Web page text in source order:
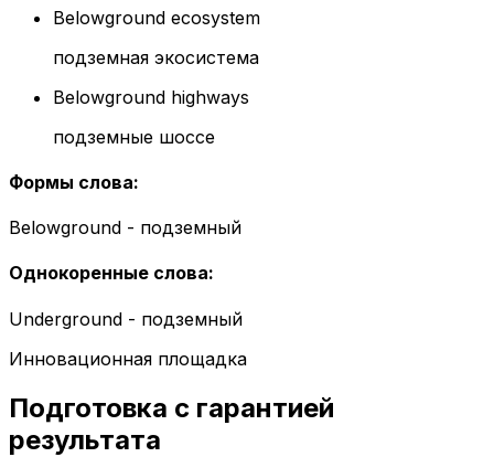
Belowground ecosystem
подземная экосистема
Belowground highways
подземные шоссе
Формы слова:
Belowground - подземный
Однокоренные слова:
Underground - подземный
Инновационная площадка
Подготовка с гарантией
результата